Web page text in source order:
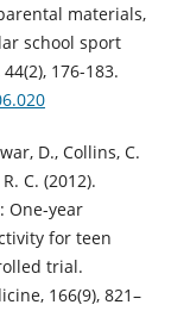
materials,
school sport
176-183.
D., Collins, C.
C. (2012).
One-year
for teen
trial.
166(9), 821–